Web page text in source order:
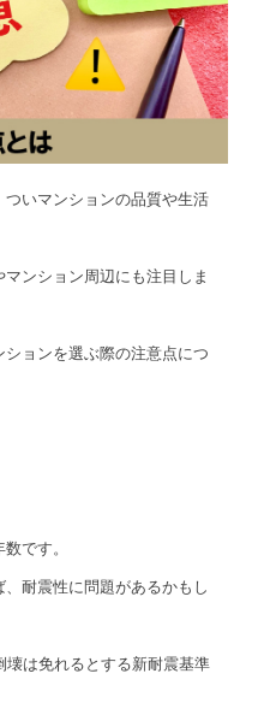
ついマンションの品質や生活
ンション周辺にも注目しま
ョンを選ぶ際の注意点につ
です。
耐震性に問題があるかもし
は免れるとする新耐震基準